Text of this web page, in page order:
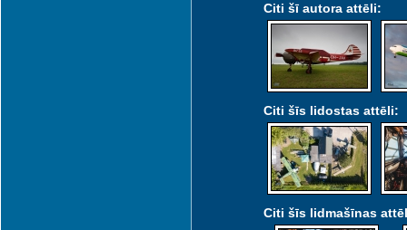
Citi šī autora attēli:
Citi šīs lidostas attēli:
Citi šīs lidmašīnas